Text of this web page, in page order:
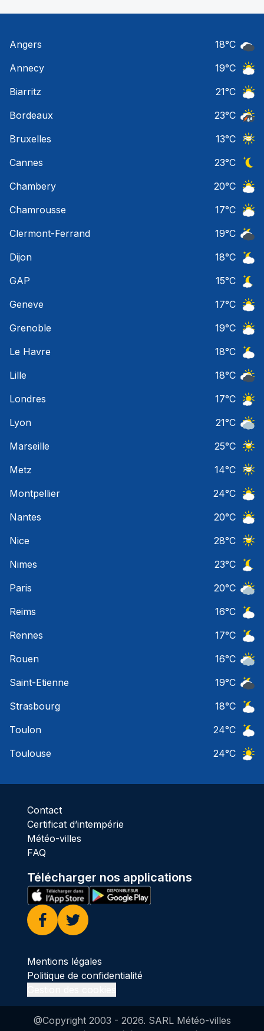
Angers 18°C
Annecy
19°C
Biarritz
21°C
Bordeaux
23°C
Bruxelles
13°C
Cannes
23°C
Chambery
20°C
Chamrousse
17°C
Clermont-Ferrand
19°C
Dijon
18°C
GAP
15°C
Geneve
17°C
Grenoble
19°C
Le Havre
18°C
Lille
18°C
Londres
17°C
Lyon
21°C
Marseille
25°C
Metz
14°C
Montpellier
24°C
Nantes
20°C
Nice
28°C
Nimes
23°C
Paris
20°C
Reims
16°C
Rennes
17°C
Rouen
16°C
Saint-Etienne
19°C
Strasbourg
18°C
Toulon
24°C
Toulouse
24°C
Contact
Certificat d’intempérie
Météo-villes
FAQ
Télécharger nos applications
Facebook
Twitter
Mentions légales
Politique de confidentialité
@Copyright 2003 - 2026. SARL Météo-villes